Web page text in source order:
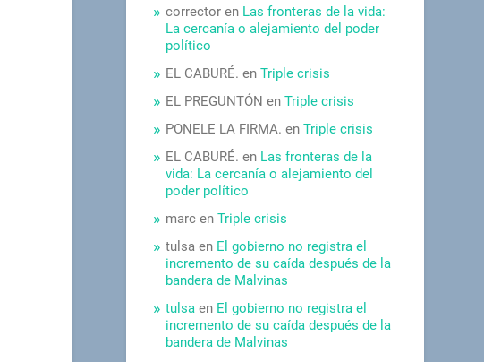
corrector en Las fronteras de la vida:
La cercanía o alejamiento del poder
político
EL CABURÉ. enTriple crisis
EL PREGUNTÓN enTriple crisis
PONELE LA FIRMA. enTriple crisis
EL CABURÉ. en Las fronteras de la
vida: La cercanía o alejamiento del
poder político
marc enTriple crisis
tulsa en El gobierno no registra el
incremento de su caída después de la
bandera de Malvinas
tulsa en El gobierno no registra el
incremento de su caída después de la
bandera de Malvinas